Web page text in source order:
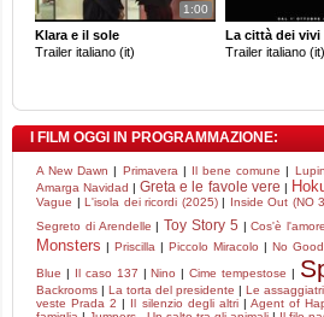
1:00
Klara e il sole
Trailer italiano (it)
La città dei vivi
Trailer italiano (it)
I FILM OGGI IN PROGRAMMAZIONE:
A New Dawn | Primavera | Il bene comune |
Amarga Navidad |Greta e le favole vere |
Vague | L'isola dei ricordi (2025)| Inside Out (NO
Segreto di Arendelle | Toy Story 5 |Cos'è
Monsters | Priscilla | Piccolo Miracolo | No
Blue | Il caso 137 |Nino |Cime tempestose |
Backrooms |La torta del presidente |Le
veste Prada 2 | Il silenzio degli altri| Agent of